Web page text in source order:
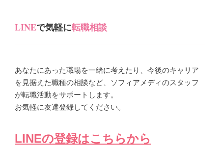
LINEで気軽に転職相談
あなたにあった職場を一緒に考えたり、今後のキャリア
を見据えた職種の相談など、ソフィアメディのスタッフ
が転職活動をサポートします。
お気軽に友達登録してください。
LINEの登録はこちらから